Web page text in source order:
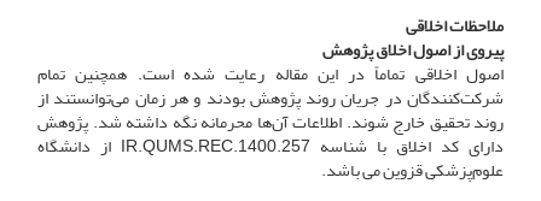
ملاحظات اخلاقی
پیروی از اصول اخلاق پژوهش
اصول اخلاقی تماماً در این مقاله رعایت شده است. همچنین تمام
شرکت‌کنندگان در جریان روند پژوهش بودند و هر زمان می‌توانستند از
روند تحقیق خارج شوند. اطلاعات آن‌ها محرمانه نگه‌ داشته شد. پژوهش
دارای کد اخلاق با شناسه IR.QUMS.REC.1400.257 از دانشگاه
علوم‌پزشکی قزوین می باشد.